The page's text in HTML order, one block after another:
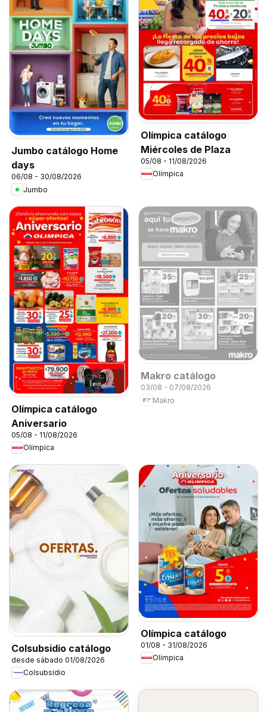
Jumbo catálogo Home
days
06/08 - 30/08/2026
Jumbo
Olímpica catálogo
Miércoles de Plaza
05/08 - 11/08/2026
Olímpica
Olímpica catálogo
Aniversario
05/08 - 11/08/2026
Olímpica
Makro catálogo
03/08 - 07/08/2026
Makro
Colsubsidio catálogo
desde sábado 01/08/2026
Colsubsidio
Olímpica catálogo
01/08 - 31/08/2026
Olímpica